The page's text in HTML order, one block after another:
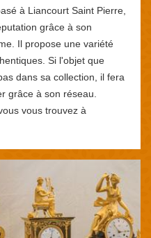
à Liancourt Saint Pierre,
grâce à son
Il propose une variété
Si l'objet que
dans sa collection, il fera
grâce à son réseau.
vous trouvez à